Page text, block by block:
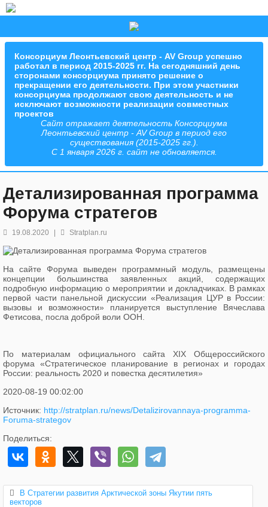
Консорциум Леонтьевский центр - AV Group успешно
работал в период 2015-2025 гг. На сегодняшний день
сторонами консорциума принято решение о
прекращении его деятельности. При этом участники
консорциума продолжают свою деятельность и не
исключают возможности реализации совместных
проектов
Сайт отражает деятельность Консорциума
Леонтьевский центр - AV Group в период его
существования (2015-2025 гг.).
С 1 января 2026 г. сайт не обновляется.
Детализированная программа
Форума стратегов
19.08.2020 Stratplan.ru
На сайте Форума выведен программный модуль, размещены
концепции большинства заявленных акций, содержащих
подробную информацию о мероприятии и докладчиках. В рамках
первой части панельной дискуссии «Реализация ЦУР в России:
вызовы и возможности» планируется выступление Вячеслава
Фетисова, посла доброй воли ООН.
По материалам официального сайта XIX Общероссийского
форума «Стратегическое планирование в регионах и городах
России: реальность 2020 и повестка десятилетия»
2020-08-19 00:02:00
Источник: http://stratplan.ru/news/Detalizirovannaya-programma-
Foruma-strategov
Поделиться:
В Стратегии развития Арктической зоны Якутии пять
векторов